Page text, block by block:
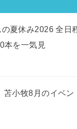
夏休み2026 全日
本を一気見
苫小牧8月のイベ